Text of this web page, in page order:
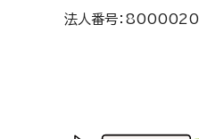
法人番号：